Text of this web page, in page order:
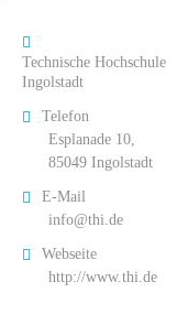
Technische Hochschule
Ingolstadt
Telefon
Esplanade 10,
85049 Ingolstadt
E-Mail
info@thi.de
Webseite
http://www.thi.de